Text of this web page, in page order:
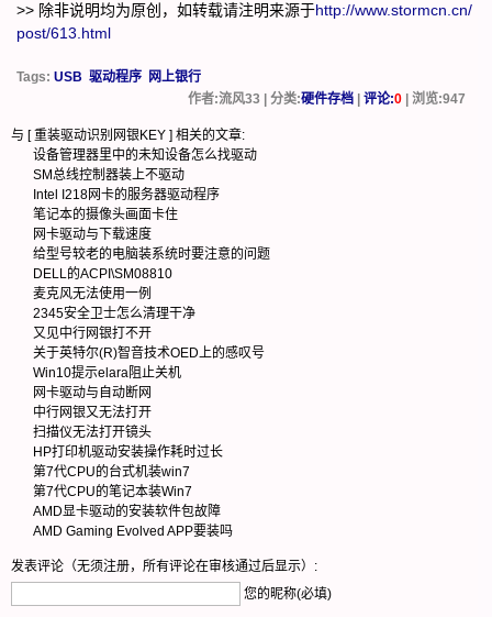
>> 除非说明均为原创，如转载请注明来源于http://www.stormcn.cn/
post/613.html
Tags: USB 驱动程序 网上银行
作者:流风33 | 分类:硬件存档 |评论:0 | 浏览:947
与 [重装驱动识别网银KEY ] 相关的文章:
设备管理器里中的未知设备怎么找驱动
SM总线控制器装上不驱动
Intel I218网卡的服务器驱动程序
笔记本的摄像头画面卡住
网卡驱动与下载速度
给型号较老的电脑装系统时要注意的问题
DELL的ACPI\SM08810
麦克风无法使用一例
2345安全卫士怎么清理干净
又见中行网银打不开
关于英特尔(R)智音技术OED上的感叹号
Win10提示elara阻止关机
网卡驱动与自动断网
中行网银又无法打开
扫描仪无法打开镜头
HP打印机驱动安装操作耗时过长
第7代CPU的台式机装win7
第7代CPU的笔记本装Win7
AMD显卡驱动的安装软件包故障
AMD Gaming Evolved APP要装吗
发表评论（无须注册，所有评论在审核通过后显示）:
您的昵称(必填)